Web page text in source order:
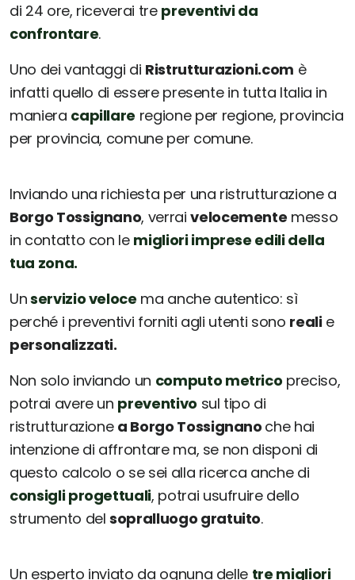
di 24 ore, riceverai tre preventivi da
confrontare.
Uno dei vantaggi di Ristrutturazioni.com è
infatti quello di essere presente in tutta Italia in
maniera capillare regione per regione, provincia
per provincia, comune per comune.
Inviando una richiesta per una ristrutturazione a
Borgo Tossignano, verraivelocemente messo
in contatto con le migliori imprese edili della
tua zona.
Unservizio veloce ma anche autentico: sì
perché i preventivi forniti agli utenti sono realie
personalizzati.
Non solo inviando un computo metrico preciso,
potrai avere un preventivo sul tipo di
ristrutturazione a Borgo Tossignano che hai
intenzione di affrontare ma, se non disponi di
questo calcolo o se sei alla ricerca anche di
consigli progettuali, potrai usufruire dello
strumento delsopralluogo gratuito.
Un esperto inviato da ognuna delle tre migliori